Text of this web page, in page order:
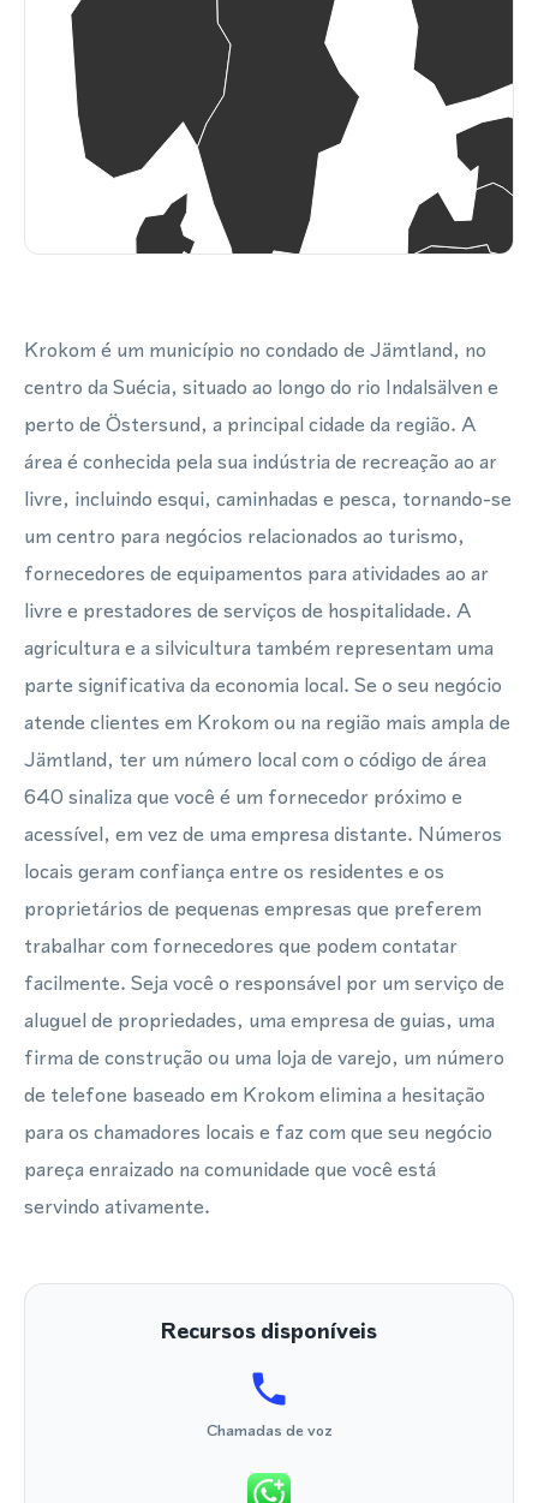
Krokom é um município no condado de Jämtland, no
centro da Suécia, situado ao longo do rio Indalsälven e
perto de Östersund, a principal cidade da região. A
área é conhecida pela sua indústria de recreação ao ar
livre, incluindo esqui, caminhadas e pesca, tornando-se
um centro para negócios relacionados ao turismo,
fornecedores de equipamentos para atividades ao ar
livre e prestadores de serviços de hospitalidade. A
agricultura e a silvicultura também representam uma
parte significativa da economia local. Se o seu negócio
atende clientes em Krokom ou na região mais ampla de
Jämtland, ter um número local com o código de área
640 sinaliza que você é um fornecedor próximo e
acessível, em vez de uma empresa distante. Números
locais geram confiança entre os residentes e os
proprietários de pequenas empresas que preferem
trabalhar com fornecedores que podem contatar
facilmente. Seja você o responsável por um serviço de
aluguel de propriedades, uma empresa de guias, uma
firma de construção ou uma loja de varejo, um número
de telefone baseado em Krokom elimina a hesitação
para os chamadores locais e faz com que seu negócio
pareça enraizado na comunidade que você está
servindo ativamente.
Recursos disponíveis
Chamadas de voz